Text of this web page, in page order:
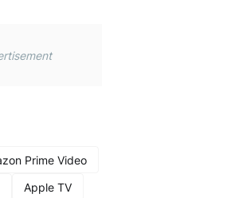
Prime Video
Apple TV